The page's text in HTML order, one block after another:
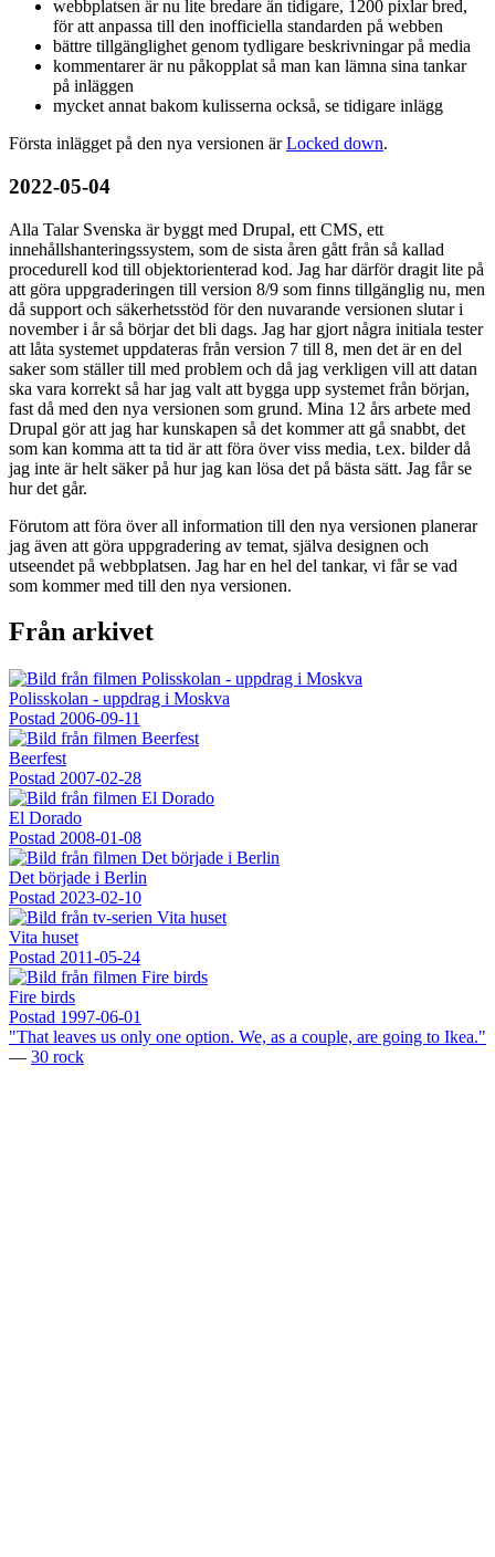
webbplatsen är nu lite bredare än tidigare, 1200 pixlar bred,
för att anpassa till den inofficiella standarden på webben
bättre tillgänglighet genom tydligare beskrivningar på media
kommentarer är nu påkopplat så man kan lämna sina tankar
på inläggen
mycket annat bakom kulisserna också, se tidigare inlägg
Första inlägget på den nya versionen ärLocked down.
2022-05-04
Alla Talar Svenska är byggt med Drupal, ett CMS, ett
innehållshanteringssystem, som de sista åren gått från så kallad
procedurell kod till objektorienterad kod. Jag har därför dragit lite på
att göra uppgraderingen till version 8/9 som finns tillgänglig nu, men
då support och säkerhetsstöd för den nuvarande versionen slutar i
november i år så börjar det bli dags. Jag har gjort några initiala tester
att låta systemet uppdateras från version 7 till 8, men det är en del
saker som ställer till med problem och då jag verkligen vill att datan
ska vara korrekt så har jag valt att bygga upp systemet från början,
fast då med den nya versionen som grund. Mina 12 års arbete med
Drupal gör att jag har kunskapen så det kommer att gå snabbt, det
som kan komma att ta tid är att föra över viss media, t.ex. bilder då
jag inte är helt säker på hur jag kan lösa det på bästa sätt. Jag får se
hur det går.
Förutom att föra över all information till den nya versionen planerar
jag även att göra uppgradering av temat, själva designen och
utseendet på webbplatsen. Jag har en hel del tankar, vi får se vad
som kommer med till den nya versionen.
Från arkivet
Polisskolan - uppdrag i Moskva
Postad 2006-09-11
Beerfest
Postad 2007-02-28
El Dorado
Postad 2008-01-08
Det började i Berlin
Postad 2023-02-10
Vita huset
Postad 2011-05-24
Fire birds
Postad 1997-06-01
"That leaves us only one option. We, as a couple, are going to Ikea."
— 30 rock